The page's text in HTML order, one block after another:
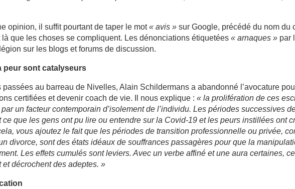
opinion, il suffit pourtant de taper le mot« avis » sur Google, précédé du nom du
là que les choses se compliquent. Les dénonciations étiquetées« arnaques » par
sur les blogs et forums de discussion.
peur sont catalyseurs
passées au barreau de Nivelles, Alain Schildermans a abandonné l’avocature
certifiées et devenir coach de vie. Il nous explique :« la prolifération de ces
un facteur contemporain d’isolement de l’individu. Les périodes successives
ce que les gens ont pu lire ou entendre sur la Covid-19 et les peurs instillées ont
vous ajoutez le fait que les périodes de transition professionnelle ou privée,
divorce, sont des états idéaux de souffrances passagères pour que la
Les effets cumulés sont leviers. Avec un verbe affiné et une aura certaines,
et décrochent des adeptes. »